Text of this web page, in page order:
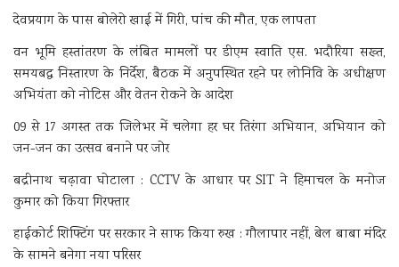
देवप्रयाग के पास बोलेरो खाई में गिरी, पांच की मौत, एक लापता
वन भूमि हस्तांतरण के लंबित मामलों पर डीएम स्वाति एस. भदौरिया सख्त,
समयबद्ध निस्तारण के निर्देश, बैठक में अनुपस्थित रहने पर लोनिवि के अधीक्षण
अभियंता को नोटिस और वेतन रोकने के आदेश
09 से 17 अगस्त तक जिलेभर में चलेगा हर घर तिरंगा अभियान, अभियान को
जन-जन का उत्सव बनाने पर जोर
बद्रीनाथ चढ़ावा घोटाला : CCTV के आधार पर SIT ने हिमाचल के मनोज
कुमार को किया गिरफ्तार
हाईकोर्ट शिफ्टिंग पर सरकार ने साफ किया रुख : गौलापार नहीं, बेल बाबा मंदिर
के सामने बनेगा नया परिसर